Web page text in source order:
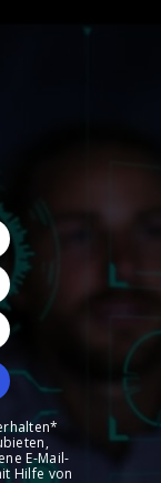
E-Mail-
Hilfe von